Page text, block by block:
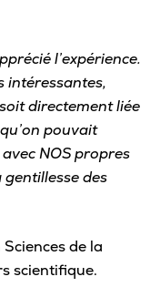
l’expérience.
intéressantes,
directement liée
pouvait
NOS propres
des
de la
scientifique.